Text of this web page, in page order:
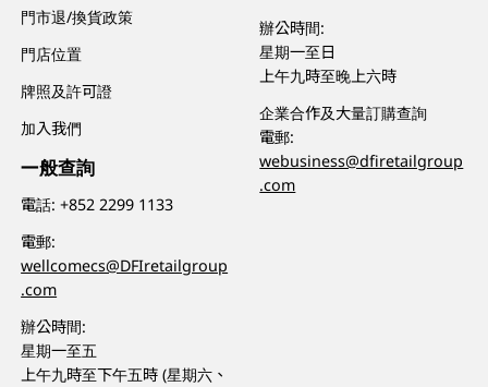
門市退/換貨政策
門店位置
牌照及許可證
加入我們
一般查詢
電話:+852 2299 1133
電郵:
wellcomecs@DFIretailgroup
.com
辦公時間:
星期一至五
上午九時至下午五時 (星期六、
辦公時間:
星期一至日
上午九時至晚上六時
企業合作及大量訂購查詢
電郵:
webusiness@dfiretailgroup
.com